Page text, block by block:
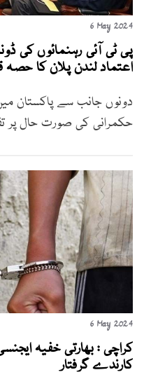
6 May 2024
پی ٹی آئی رہنمائوں کی
اعتماد لندن پلان کا حصہ
دونوں جانب سے پاکستان
حکمرانی کی صورت حال پر
6 May 2024
کراچی : بھارتی خفیہ
کارندے گرفتار